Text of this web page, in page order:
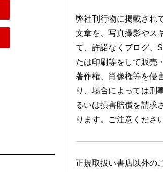
弊社刊行物に掲載され
文章を、写真撮影やス
て、許諾なくブログ、
たは印刷等をして販売
著作権、肖像権等を侵
り、場合によっては刑
るいは損害賠償を請求
ります。ご注意くださ
正規取扱い書店以外の